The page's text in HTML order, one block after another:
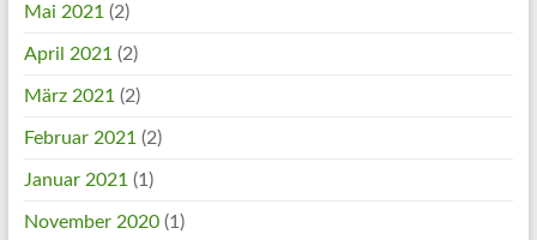
Mai 2021 (2)
April 2021 (2)
März 2021 (2)
Februar 2021 (2)
Januar 2021 (1)
November 2020(1)